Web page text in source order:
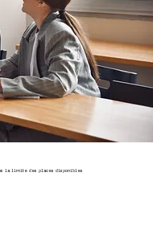
la limite des places disponibles